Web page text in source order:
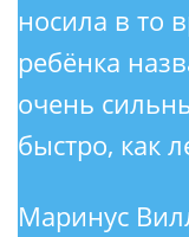
носила в то
ребёнка
очень
быстро, как
Маринус